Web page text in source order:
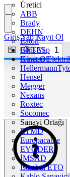
Üretici
ABB
Brady
DEHN
Eaton
ENTES
Günsan
Hensel
Megger
Nexans
Roxtec
Socomec
Sanayi Ortağı
ETMD
Europacable
EYODER
İMSAD
Istanbul ETO
Giriş Yap
Kayıt Ol
Giriş Yap Kayıt Ol